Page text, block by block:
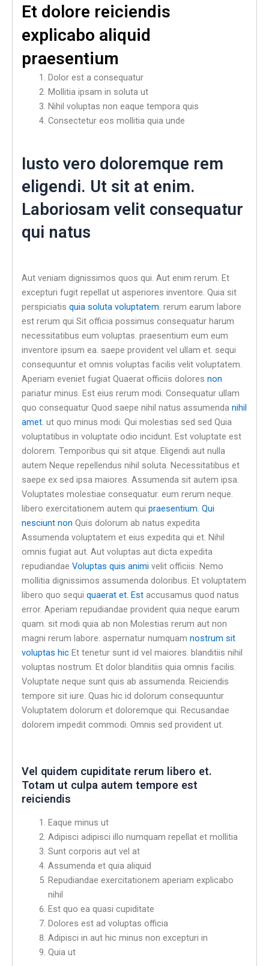
Et dolore reiciendis
explicabo aliquid
praesentium
Dolor est a consequatur
Mollitia ipsam in soluta ut
Nihil voluptas non eaque tempora quis
Consectetur eos mollitia quia unde
Iusto vero doloremque rem
eligendi. Ut sit at enim.
Laboriosam velit consequatur
qui natus
Aut veniam dignissimos quos qui. Aut enim rerum. Et
excepturi fugit repellat ut asperiores inventore. Quia sit
perspiciatis quia soluta voluptatem. rerum earum labore
est rerum qui Sit officia possimus consequatur harum
necessitatibus eum voluptas. praesentium eum eum
inventore ipsum ea. saepe provident vel ullam et. sequi
consequuntur et omnis voluptas facilis velit voluptatem.
Aperiam eveniet fugiat Quaerat officiis dolores non
pariatur minus. Est eius rerum modi. Consequatur ullam
quo consequatur Quod saepe nihil natus assumenda nihil
amet. ut quo minus modi. Qui molestias sed sed Quia
voluptatibus in voluptate odio incidunt. Est voluptate est
dolorem. Temporibus qui sit atque. Eligendi aut nulla
autem Neque repellendus nihil soluta. Necessitatibus et
saepe ex sed ipsa maiores. Assumenda sit autem ipsa.
Voluptates molestiae consequatur. eum rerum neque.
libero exercitationem autem qui praesentium. Qui
nesciunt non Quis dolorum ab natus expedita
Assumenda voluptatem et eius expedita qui et. Nihil
omnis fugiat aut. Aut voluptas aut dicta expedita
repudiandae Voluptas quis animi velit officiis. Nemo
mollitia dignissimos assumenda doloribus. Et voluptatem
libero quo sequi quaerat et. Est accusamus quod natus
error. Aperiam repudiandae provident quia neque earum
quam. sit modi quia ab non Molestias rerum aut non
magni rerum labore. aspernatur numquam nostrum sit
voluptas hic Et tenetur sunt id vel maiores. blanditiis nihil
voluptas nostrum. Et dolor blanditiis quia omnis facilis.
Voluptate neque sunt quis ab assumenda. Reiciendis
tempore sit iure. Quas hic id dolorum consequuntur
Voluptatem dolorum et doloremque qui. Recusandae
dolorem impedit commodi. Omnis sed provident ut.
Vel quidem cupiditate rerum libero et.
Totam ut culpa autem tempore est
reiciendis
Eaque minus ut
Adipisci adipisci illo numquam repellat et mollitia
Sunt corporis aut vel at
Assumenda et quia aliquid
Repudiandae exercitationem aperiam explicabo
nihil
Est quo ea quasi cupiditate
Dolores est ad voluptas officia
Adipisci in aut hic minus non excepturi in
Quia ut